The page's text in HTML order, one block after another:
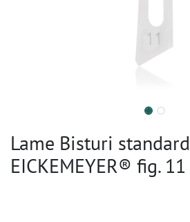
Lame Bisturi standard
EICKEMEYER® fig. 11